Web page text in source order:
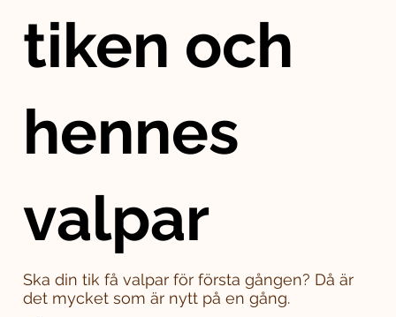
tiken och
hennes
valpar
Ska din tik få valpar för första gången? Då är
det mycket som är nytt på en gång.